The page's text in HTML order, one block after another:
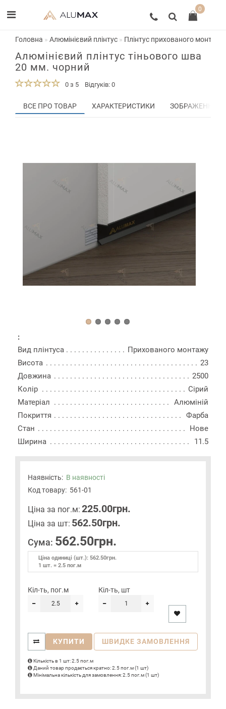
0
Головна Алюмінієвий плінтус Плінтус прихованого монтажу,
Алюмінієвий плінтус тіньового шва
20 мм. чорний
0 з 5 Відгуків: 0
ВСЕ ПРО ТОВАР ХАРАКТЕРИСТИКИ ЗОБРАЖЕННЯ
:
Вид плінтуса
Прихованого монтажу
Висота
23
Довжина
2500
Колір
Сірий
Матеріал
Алюміній
Покриття
Фарба
Стан
Нове
Ширина
11.5
Наявність: В наявності
Код товару: 561-01
Цiна за пог.м: 225.00грн.
Цiна за шт: 562.50грн.
Сума: 562.50грн.
Ціна одиниці (шт.): 562.50грн.
1 шт. = 2.5 пог.м
Кіл-ть, пог.м Кіл-ть, шт
КУПИТИ ШВИДКЕ ЗАМОВЛЕННЯ
Кількість в 1 шт: 2.5 пог.м
Даний товар продається кратно: 2.5 пог.м (1 шт)
Мінімальна кількість для замовлення: 2.5 пог.м (1 шт)